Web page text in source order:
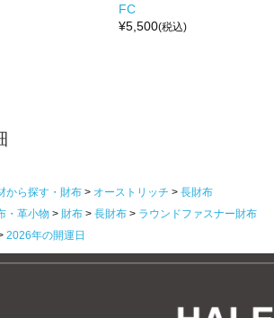
FC
¥5,500(税込)
から探す・財布 オーストリッチ
長財布
・革小物 財布 長財布
ラウンドファスナー財布
2026年の開運日